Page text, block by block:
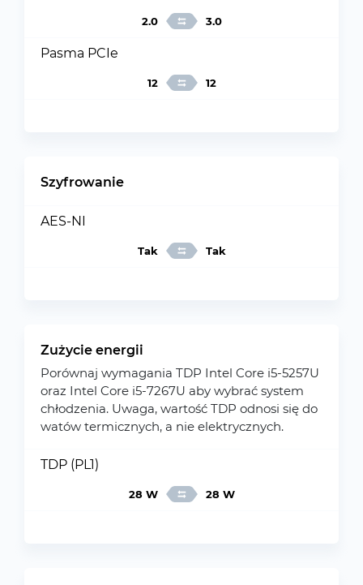
2.0 3.0
Pasma PCIe
12 12
Szyfrowanie
AES-NI
Tak Tak
Zużycie energii
Porównaj wymagania TDP Intel Core i5-5257U
oraz Intel Core i5-7267U aby wybrać system
chłodzenia. Uwaga, wartość TDP odnosi się do
watów termicznych, a nie elektrycznych.
TDP (PL1)
28 W 28 W